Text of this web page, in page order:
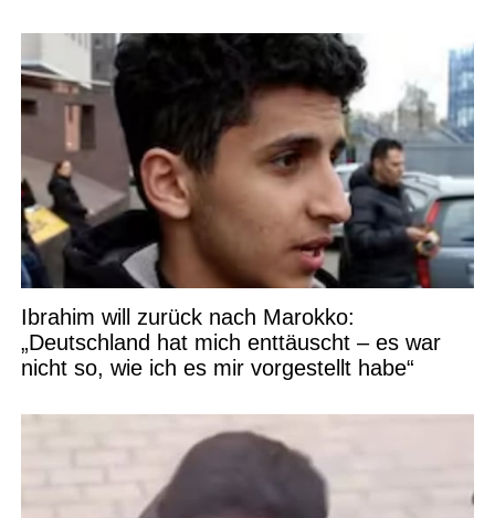
Ibrahim will zurück nach Marokko:
„Deutschland hat mich enttäuscht – es war
nicht so, wie ich es mir vorgestellt habe“